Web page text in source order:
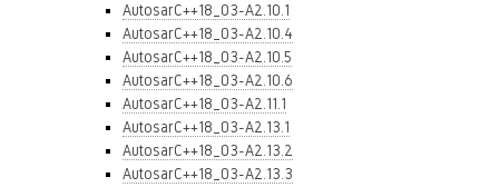
AutosarC++18_03-A2.10.1
AutosarC++18_03-A2.10.4
AutosarC++18_03-A2.10.5
AutosarC++18_03-A2.10.6
AutosarC++18_03-A2.11.1
AutosarC++18_03-A2.13.1
AutosarC++18_03-A2.13.2
AutosarC++18_03-A2.13.3